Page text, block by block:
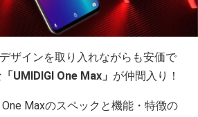
ザインを取り入れながらも安価で
「UMIDIGI One Max」 が仲間入り！
Maxのスペックと機能・特徴の